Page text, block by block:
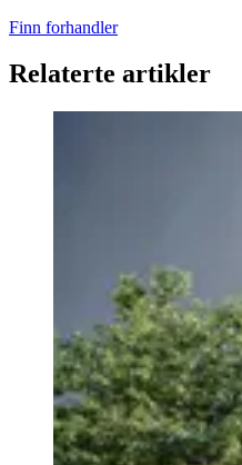
Finn forhandler
Relaterte artikler